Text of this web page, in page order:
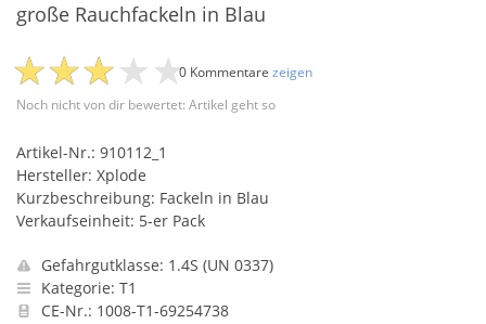
große Rauchfackeln in Blau
Noch nicht von dir bewertet: Artikel geht so
0 Kommentare zeigen
Artikel-Nr.: 910112_1
Hersteller: Xplode
Kurzbeschreibung: Fackeln in Blau
Verkaufseinheit: 5-er Pack
Gefahrgutklasse: 1.4S (UN 0337)
Kategorie: T1
CE-Nr.: 1008-T1-69254738